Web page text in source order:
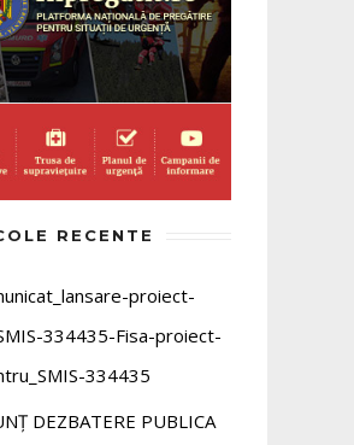
RECENTE
proiect-
334435-Fisa-proiect-
334435
DEZBATERE PUBLICA